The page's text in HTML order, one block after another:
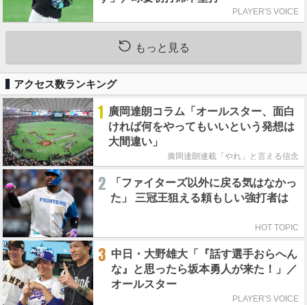
PLAYER'S VOICE
もっと見る
アクセス数ランキング
1 廣岡達朗コラム「オールスター、面白
ければ何をやってもいいという発想は
大間違い」
廣岡達朗連載「やれ」と言える信念
2
「ファイターズ以外に戻る気はなかっ
た」 三冠王狙える頼もしい強打者は
HOT TOPIC
3 中日・大野雄大「『話す選手おらへん
な』と思ったら坂本勇人が来た！」／
オールスター
PLAYER'S VOICE